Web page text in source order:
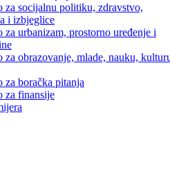
za privredu
pravosuđe, upravu i radne odnose
za unutrašnje poslove
za socijalnu politiku, zdravstvo,
i izbjeglice
urbanizam, prostorno uređenje i
za obrazovanje, mlade, nauku,
boračka pitanja
finansije